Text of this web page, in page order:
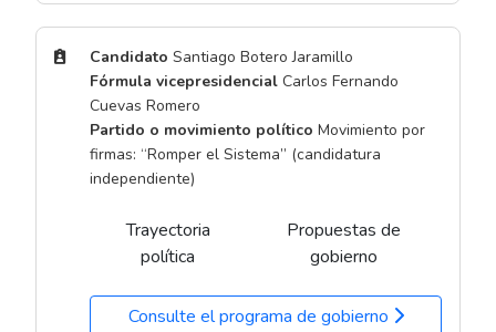
Candidato Santiago Botero Jaramillo
Fórmula vicepresidencial Carlos Fernando
Cuevas Romero
Partido o movimiento político Movimiento por
firmas: “Romper el Sistema” (candidatura
independiente)
Trayectoria
política
Propuestas de
gobierno
Consulte el programa de gobierno